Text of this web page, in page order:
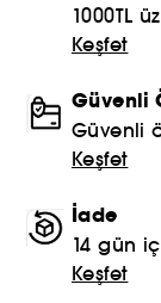
1000TL
Keşfet
Güvenli
Güvenli
Keşfet
İade
14 gün
Keşfet